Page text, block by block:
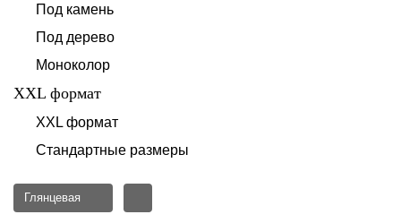
Под камень
Под дерево
Моноколор
XXL формат
XXL формат
Стандартные размеры
Глянцевая